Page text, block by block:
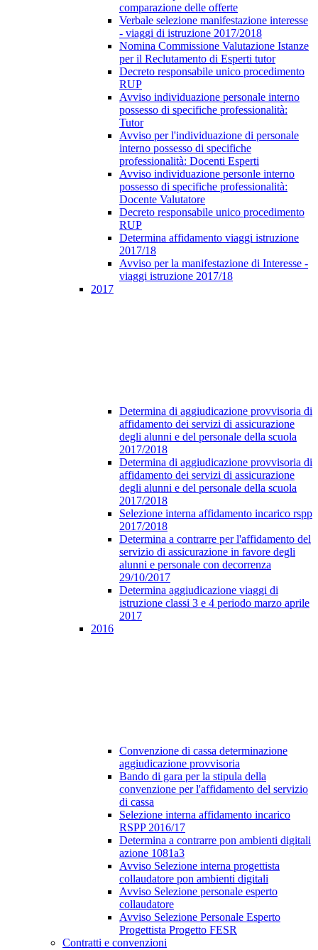
comparazione delle offerte
Verbale selezione manifestazione interesse
- viaggi di istruzione 2017/2018
Nomina Commissione Valutazione Istanze
per il Reclutamento di Esperti tutor
Decreto responsabile unico procedimento
RUP
Avviso individuazione personale interno
possesso di specifiche professionalità:
Tutor
Avviso per l'individuazione di personale
interno possesso di specifiche
professionalità: Docenti Esperti
Avviso individuazione personle interno
possesso di specifiche professionalità:
Docente Valutatore
Decreto responsabile unico procedimento
RUP
Determina affidamento viaggi istruzione
2017/18
Avviso per la manifestazione di Interesse -
viaggi istruzione 2017/18
2017
Determina di aggiudicazione provvisoria di
affidamento dei servizi di assicurazione
degli alunni e del personale della scuola
2017/2018
Determina di aggiudicazione provvisoria di
affidamento dei servizi di assicurazione
degli alunni e del personale della scuola
2017/2018
Selezione interna affidamento incarico rspp
2017/2018
Determina a contrarre per l'affidamento del
servizio di assicurazione in favore degli
alunni e personale con decorrenza
29/10/2017
Determina aggiudicazione viaggi di
istruzione classi 3 e 4 periodo marzo aprile
2017
2016
Convenzione di cassa determinazione
aggiudicazione provvisoria
Bando di gara per la stipula della
convenzione per l'affidamento del servizio
di cassa
Selezione interna affidamento incarico
RSPP 2016/17
Determina a contrarre pon ambienti digitali
azione 1081a3
Avviso Selezione interna progettista
collaudatore pon ambienti digitali
Avviso Selezione personale esperto
collaudatore
Avviso Selezione Personale Esperto
Progettista Progetto FESR
Contratti e convenzioni